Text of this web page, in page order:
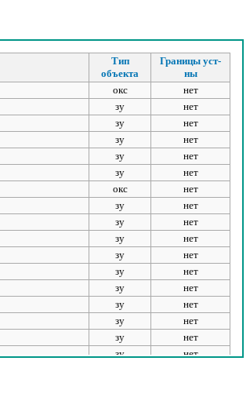
Тип
объекта
Границы уст-
ны
окс
нет
зу
нет
зу
нет
зу
нет
зу
нет
зу
нет
окс
нет
зу
нет
зу
нет
зу
нет
зу
нет
зу
нет
зу
нет
зу
нет
зу
нет
зу
нет
зу
нет